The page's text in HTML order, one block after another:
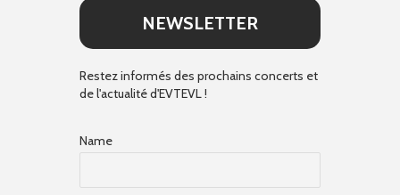
NEWSLETTER
Restez informés des prochains concerts et
de l'actualité d'EVTEVL !
Name